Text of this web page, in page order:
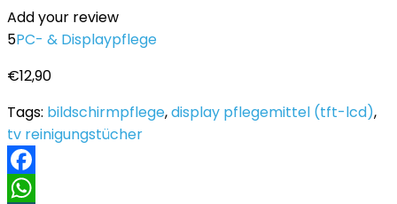
Add your review
5PC- & Displaypflege
€12,90
Tags: bildschirmpflege,display pflegemittel (tft-lcd),
tv reinigungstücher
Facebook